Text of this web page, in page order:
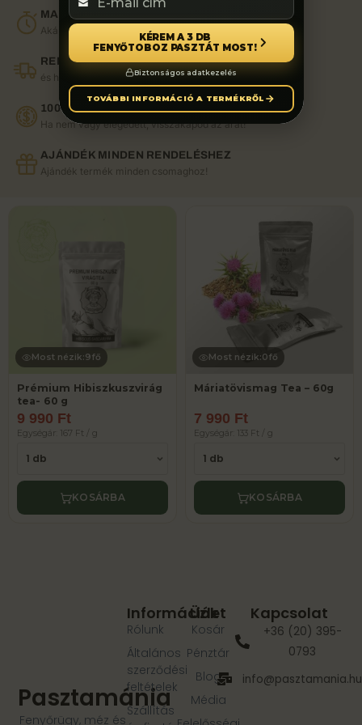
MA ÉJFÉLIG!
Akár -37% kedvezmény minden csomagra!
RENDELJ 14:00-IG
és holnap már nálad lehet!
100% PÉNZVISSZAFIZETÉSI GARANCIA
Ha nem vagy elégedett, visszakapod az árát!
AJÁNDÉK MINDEN RENDELÉSHEZ
Ajándék termék minden csomaghoz!
Most nézik:9fő
Prémium Hibiszkuszvirág
tea- 60 g
9 990 Ft
Egységár: 167 Ft / g
KOSÁRBA
Most nézik:0fő
Máriatövismag Tea – 60g
7 990 Ft
Egységár: 133 Ft / g
KOSÁRBA
Pasztamánia
Fenyőrügy, méz és
Üzlet
Kosár
Pénztár
Blog
Média
Információk
Rólunk
Általános
szerződési
feltételek
Szállítás
Kapcsolat
+36 (20) 395-
0793
info@pasztamania.hu
KÉREM A 3 DB
FENYŐTOBOZ PASZTÁT MOST!
Biztonságos adatkezelés
TOVÁBBI INFORMÁCIÓ A TERMÉKRŐL